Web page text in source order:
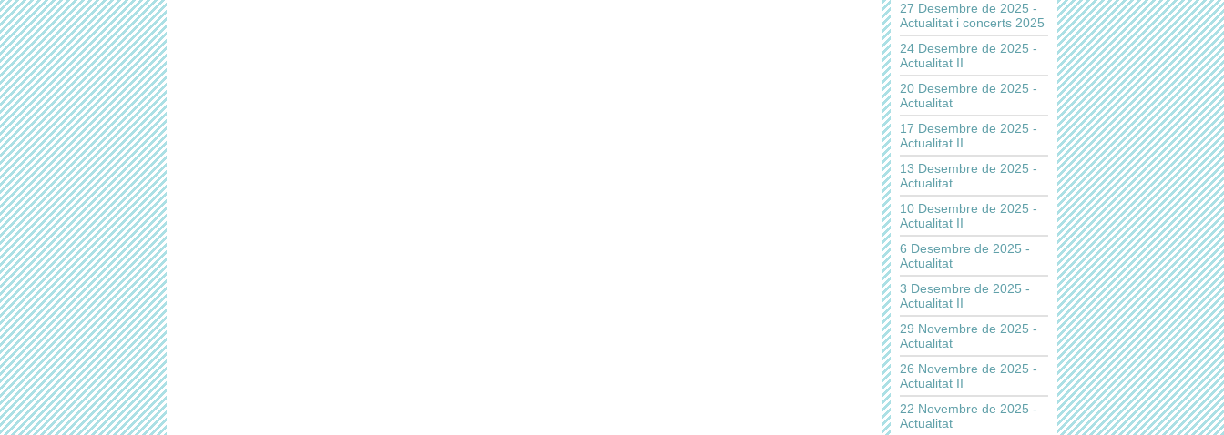
27 Desembre de 2025 -
Actualitat i concerts 2025
24 Desembre de 2025 -
Actualitat II
20 Desembre de 2025 -
Actualitat
17 Desembre de 2025 -
Actualitat II
13 Desembre de 2025 -
Actualitat
10 Desembre de 2025 -
Actualitat II
6 Desembre de 2025 -
Actualitat
3 Desembre de 2025 -
Actualitat II
29 Novembre de 2025 -
Actualitat
26 Novembre de 2025 -
Actualitat II
22 Novembre de 2025 -
Actualitat